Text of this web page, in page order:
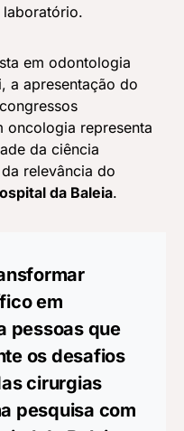
em odontologia
a apresentação do
oncologia representa
da ciência
relevância do
da Baleia.
em
pessoas que
os desafios
cirurgias
pesquisa com